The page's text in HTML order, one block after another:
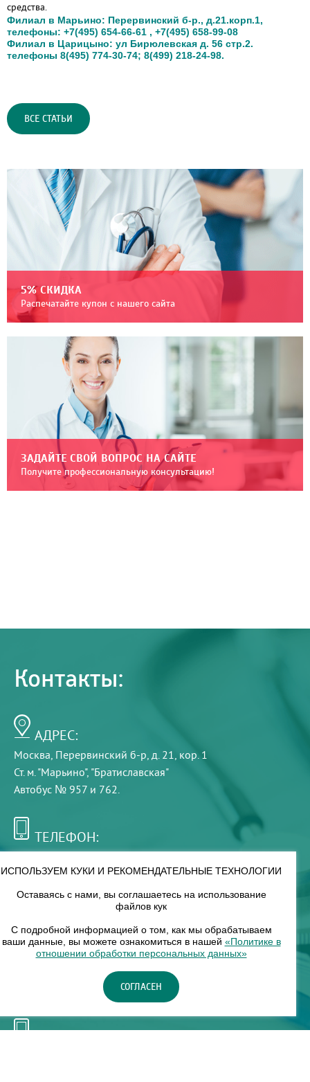
средства.
Филиал в Марьино: Перервинский б-р., д.21.корп.1,
телефоны: +7(495) 654-66-61 , +7(495) 658-99-08
Филиал в Царицыно: ул Бирюлевская д. 56 стр.2.
телефоны 8(495) 774-30-74; 8(499) 218-24-98.
ВСЕ СТАТЬИ
5% СКИДКА
Распечатайте купон с нашего сайта
ЗАДАЙТЕ СВОЙ ВОПРОС НА САЙТЕ
Получите профессиональную консультацию!
Контакты:
АДРЕС:
Москва, Перервинский б-р, д. 21, кор. 1
Ст. м. "Марьино", "Братиславская"
Автобус № 957 и 762.
ТЕЛЕФОН:
РЕЖИМ РАБОТЫ:
8 — 18
НАШ ФИЛИАЛ:
Москва, м. Нагорное, Нагорный б-р, д. 19, кор. 1
ИСПОЛЬЗУЕМ КУКИ И РЕКОМЕНДАТЕЛЬНЫЕ ТЕХНОЛОГИИ
Оставаясь с нами, вы соглашаетесь на использование
файлов кук
С подробной информацией о том, как мы обрабатываем
ваши данные, вы можете ознакомиться в нашей «Политике в
отношении обработки персональных данных»
СОГЛАСЕН